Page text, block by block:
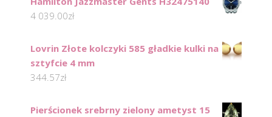
4 039.00zł
Lovrin Złote kolczyki 585 gładkie kulki na
sztyfcie 4 mm
344.57zł
Pierścionek srebrny zielony ametyst 15